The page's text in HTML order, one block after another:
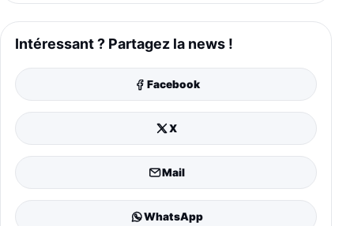
Intéressant ? Partagez la news !
Facebook
X
Mail
WhatsApp